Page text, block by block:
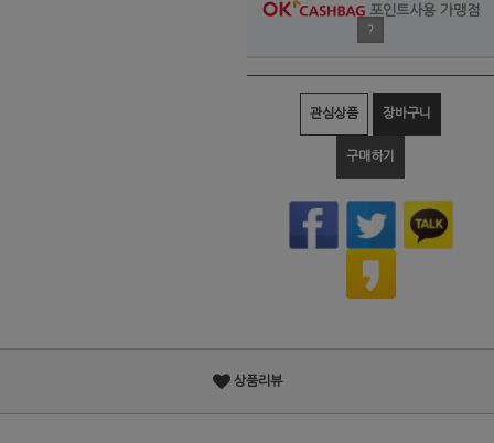
포인트사용 가맹점
?
관심상품 장바구니
구매하기
상품리뷰